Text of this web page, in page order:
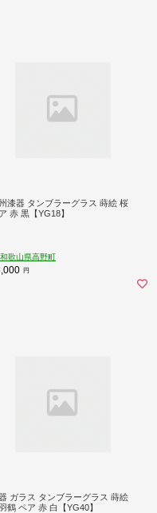
漆器 タンブラーグラス 蒔絵 桜
赤 黒【YG18】
和歌山県高野町
円
ガラス タンブラーグラス 蒔絵
鶴 ペア 赤 白【YG40】